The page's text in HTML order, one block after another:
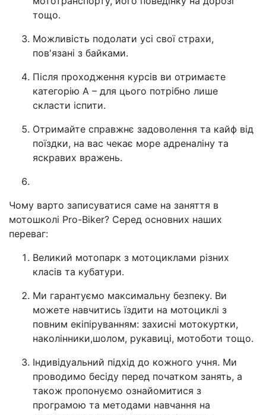
тощо.
Можливість подолати усі свої страхи,
пов'язані з байками.
Після проходження курсів ви отримаєте
категорію А – для цього потрібно лише
скласти іспити.
Отримайте справжнє задоволення та кайф від
поїздки, на вас чекає море адреналіну та
яскравих вражень.
Чому варто записуватися саме на заняття в
мотошколі Pro-Biker? Серед основних наших
переваг:
Великий мотопарк з мотоциклами різних
класів та кубатури.
Ми гарантуємо максимальну безпеку. Ви
можете навчитись їздити на мотоциклі з
повним екіпіруванням: захисні мотокуртки,
наколінники,шолом, рукавиці, мотоботи тощо.
Індивідуальний підхід до кожного учня. Ми
проводимо бесіду перед початком занять, а
також пропонуємо ознайомитися з
програмою та методами навчання на